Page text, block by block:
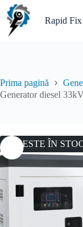
Sari
conținut
Rapid Fix
Prima pagină
Generator diesel
NU ESTE ÎN